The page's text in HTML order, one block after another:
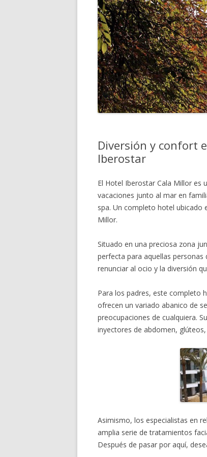
Diversión y confort
Iberostar
El Hotel Iberostar Cala Millor es
vacaciones junto al mar en
spa. Un completo hotel ubicado
Millor.
Situado en una preciosa zona
perfecta para aquellas personas
renunciar al ocio y la diversión
Para los padres, este completo
ofrecen un variado abanico de
preocupaciones de cualquiera.
inyectores de abdomen,
Asimismo, los especialistas en
amplia serie de tratamientos
Después de pasar por aquí,